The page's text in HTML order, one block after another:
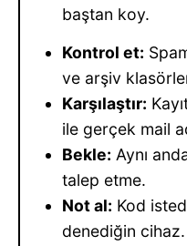
baştan koy.
Kontrol et:
ve arşiv
Karşılaştır:
ile gerçek mail
Bekle: Aynı
talep etme.
Not al: Kod
denediğin cihaz.